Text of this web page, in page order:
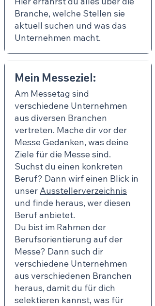
Branche, welche Stellen sie
aktuell suchen und was das
Unternehmen macht.
Mein Messeziel:
Am Messetag sind
verschiedene Unternehmen
aus diversen Branchen
vertreten. Mache dir vor der
Messe Gedanken, was deine
Ziele für die Messe sind.
Suchst du einen konkreten
Beruf? Dann wirf einen Blick in
unser Ausstellerverzeichnis
und finde heraus, wer diesen
Beruf anbietet.
Du bist im Rahmen der
Berufsorientierung auf der
Messe? Dann such dir
verschiedene Unternehmen
aus verschiedenen Branchen
heraus, damit du für dich
selektieren kannst, was für